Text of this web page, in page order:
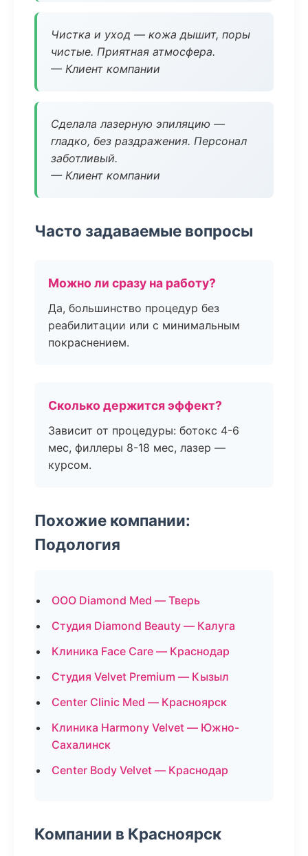
Чистка и уход — кожа дышит, поры
чистые. Приятная атмосфера.
— Клиент компании
Сделала лазерную эпиляцию —
гладко, без раздражения. Персонал
заботливый.
— Клиент компании
Часто задаваемые вопросы
Можно ли сразу на работу?
Да, большинство процедур без
реабилитации или с минимальным
покраснением.
Сколько держится эффект?
Зависит от процедуры: ботокс 4-6
мес, филлеры 8-18 мес, лазер —
курсом.
Похожие компании:
Подология
ООО Diamond Med — Тверь
Студия Diamond Beauty — Калуга
Клиника Face Care — Краснодар
Студия Velvet Premium — Кызыл
Center Clinic Med — Красноярск
Клиника Harmony Velvet — Южно-
Сахалинск
Center Body Velvet — Краснодар
Компании в Красноярск